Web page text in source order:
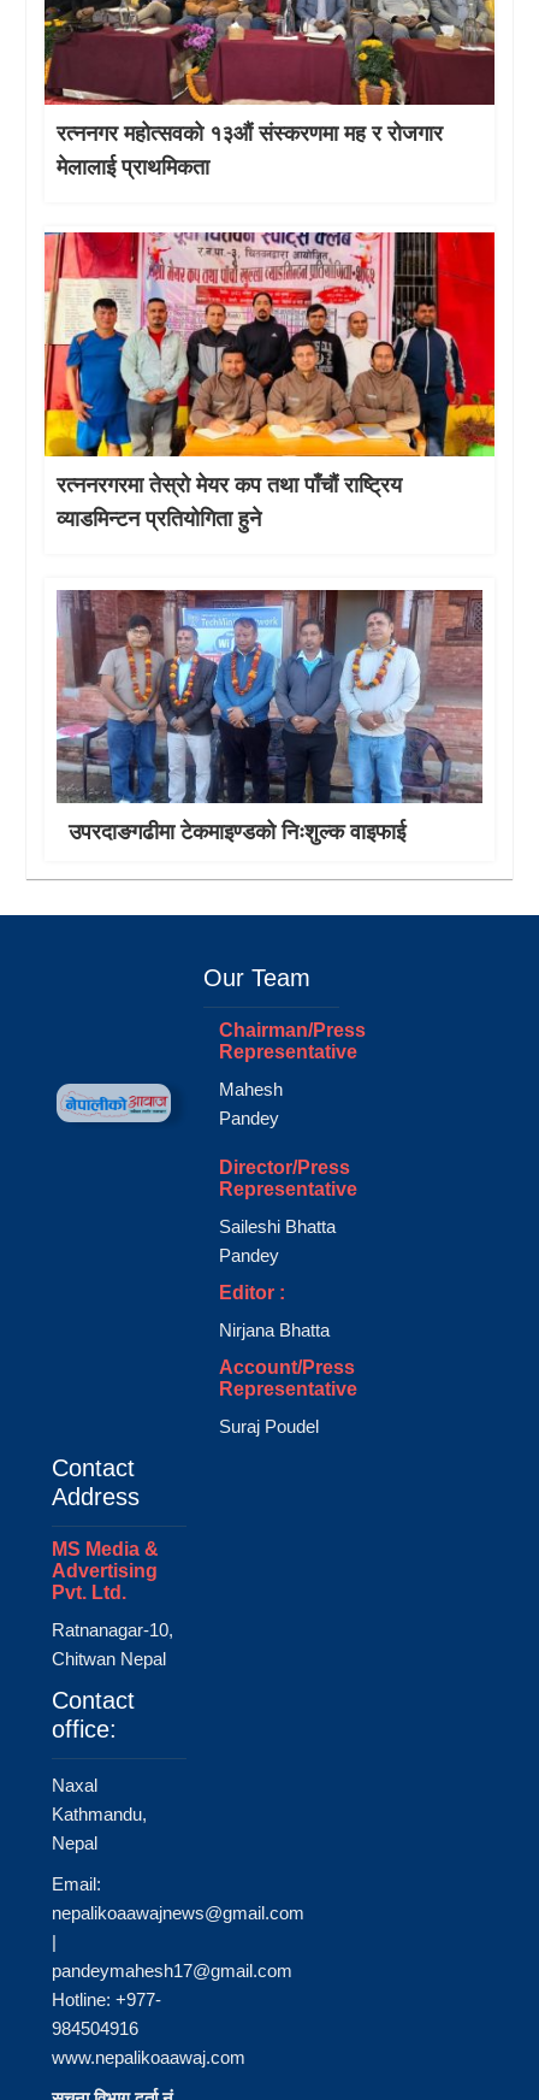
रत्ननगर महोत्सवको १३औं संस्करणमा मह र रोजगार
मेलालाई प्राथमिकता
रत्ननरगरमा तेस्राे मेयर कप तथा पाँचौं राष्ट्रिय
व्याडमिन्टन प्रतियोगिता हुने
उपरदाङगढीमा टेकमाइण्डको निःशुल्क वाइफाई
Our Team
Chairman/Press
Representative
Mahesh
Pandey
Director/Press
Representative
Saileshi Bhatta
Pandey
Editor :
Nirjana Bhatta
Account/Press
Representative
Suraj Poudel
Contact
Address
MS Media &
Advertising
Pvt. Ltd.
Ratnanagar-10,
Chitwan Nepal
Contact
office:
Naxal
Kathmandu,
Nepal
Email:
nepalikoaawajnews@gmail.com
|
pandeymahesh17@gmail.com
Hotline: +977-
984504916
www.nepalikoaawaj.com